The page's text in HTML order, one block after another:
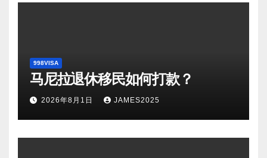
998VISA
马尼拉退休移民如何打款？
2026年8月1日 JAMES2025